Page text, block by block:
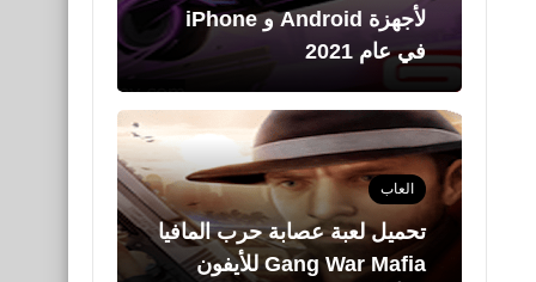
لأجهزة Android و iPhone
في عام 2021
العاب
تحميل لعبة عصابة حرب المافيا
Gang War Mafia للأيفون